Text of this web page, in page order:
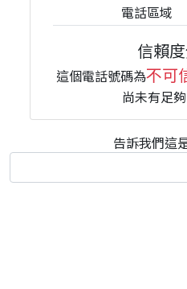
電話區域
信賴
這個電話號碼為不可
尚未有足
告訴我們這